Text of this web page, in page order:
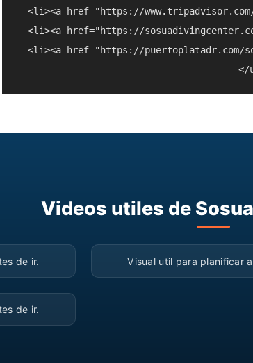
<li><a href="https://
<li><a href="https://
<li><a href="https://puertoplatadr.com/
Videos utiles de
de ir.
▶
Visual util para planificar
de ir.